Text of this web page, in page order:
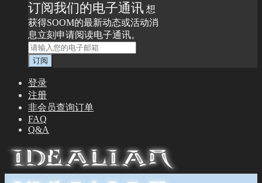
订阅我们的电子通讯 想
获得SOOM的最新动态或活动消
息立刻申请阅读电子通讯。
登录
注册
非会员查询订单
FAQ
Q&A